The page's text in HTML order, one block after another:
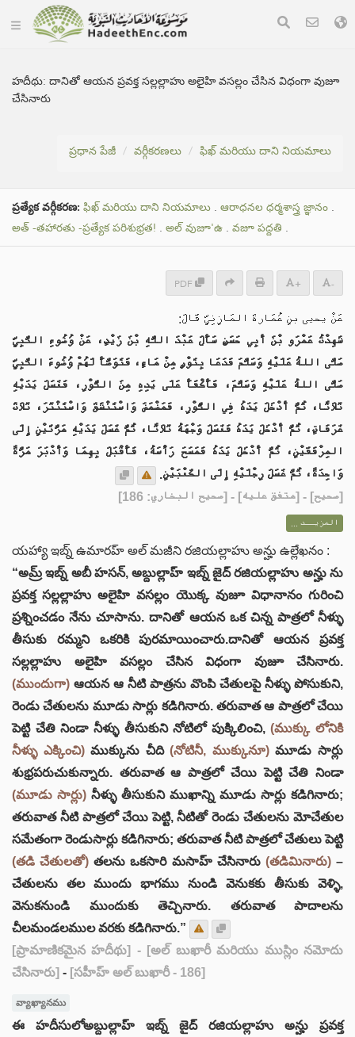
హదీథు:దానితో ఆయన ప్రవక్త సల్లల్లాహు అలైహి వసల్లం చేసిన విధంగా వుజూ
చేసినారు
ప్రధాన పేజీ వర్గీకరణలు ఫిఖ్ మరియు దాని నియమాలు
ప్రత్యేక వర్గీకరణ: ఫిఖ్ మరియు దాని నియమాలు . ఆరాధనల ధర్మశాస్త్ర జ్ఞానం .
అత్ -తహారతు -ప్రత్యేక పరిశుభ్రత! . అల్ వుజూ'ఉ . వజూ పద్దతి .
PDF + -
عَنْ يحيى بنِ عُمَارةَ المَازِنِيِّ قَالَ:
شَهِدْتُ عَمْرَو بْنَ أَبِي حَسَنٍ سَأَلَ عَبْدَ اللَّهِ بْنَ زَيْدٍ، عَنْ وُضُوءِ النَّبِيِّ
صَلَّى اللهُ عَلَيْهِ وَسَلَّمَ فَدَعَا بِتَوْرٍ مِنْ مَاءٍ، فَتَوَضَّأَ لَهُمْ وُضُوءَ النَّبِيِّ
صَلَّى اللهُ عَلَيْهِ وَسَلَّمَ، فَأَكْفَأَ عَلَى يَدِهِ مِنَ التَّوْرِ، فَغَسَلَ يَدَيْهِ
ثَلاَثًا، ثُمَّ أَدْخَلَ يَدَهُ فِي التَّوْرِ، فَمَضْمَضَ وَاسْتَنْشَقَ وَاسْتَنْثَرَ، ثَلاَثَ
غَرَفَاتٍ، ثُمَّ أَدْخَلَ يَدَهُ فَغَسَلَ وَجْهَهُ ثَلاَثًا، ثُمَّ غَسَلَ يَدَيْهِ مَرَّتَيْنِ إِلَى
المِرْفَقَيْنِ، ثُمَّ أَدْخَلَ يَدَهُ فَمَسَحَ رَأْسَهُ، فَأَقْبَلَ بِهِمَا وَأَدْبَرَ مَرَّةً
وَاحِدَةً، ثُمَّ غَسَلَ رِجْلَيْهِ إِلَى الكَعْبَيْنِ.
[صحيح] - [متفق عليه] - [صحيح البخاري: 186]
المزيــد ...
యహ్యా ఇబ్న్ ఉమారహ్ అల్ మజీని రజియల్లాహు అన్హు ఉల్లేఖనం :
“అమ్ర్ ఇబ్న్ అబీ హసన్, అబ్దుల్లాహ్ ఇబ్న్ జైద్ రజియల్లాహు అన్హు ను
ప్రవక్త సల్లల్లాహు అలైహి వసల్లం యొక్క వుజూ విధానానం గురించి
ప్రశ్నించడం నేను చూసాను. దానితో ఆయన ఒక చిన్న పాత్రలో నీళ్ళు
తీసుకు రమ్మని ఒకరికి పురమాయించారు.దానితో ఆయన ప్రవక్త
సల్లల్లాహు అలైహి వసల్లం చేసిన విధంగా వుజూ చేసినారు.
(ముందుగా) ఆయన ఆ నీటి పాత్రను వొంపి చేతులపై నీళ్ళు పోసుకుని,
రెండు చేతులను మూడు సార్లు కడిగినారు. తరువాత ఆ పాత్రలో చేయి
పెట్టి చేతి నిండా నీళ్ళు తీసుకుని నోటిలో పుక్కిలించి,(ముక్కు లోనికి
నీళ్ళు ఎక్కించి)ముక్కును చీది(నోటినీ, ముక్కునూ)మూడు సార్లు
శుభ్రపరుచుకున్నారు. తరువాత ఆ పాత్రలో చేయి పెట్టి చేతి నిండా
(మూడు సార్లు) నీళ్ళు తీసుకుని ముఖాన్ని మూడు సార్లు కడిగినారు;
తరువాత నీటి పాత్రలో చేయి పెట్టి, నీటితో రెండు చేతులను మోచేతుల
సమేతంగా రెండుసార్లు కడిగినారు; తరువాత నీటి పాత్రలో చేతులు పెట్టి
(తడి చేతులతో) తలను ఒకసారి మసాహ్ చేసినారు (తడిమినారు)–
చేతులను తల ముందు భాగము నుండి వెనుకకు తీసుకు వెళ్ళి,
వెనుకనుండి ముందుకు తెచ్చినారు. తరువాత పాదాలను
చీలమండలముల వరకు కడిగినారు.”
[ప్రామాణికమైన హదీథు] - [అల్ బుఖారీ మరియు ముస్లిం నమోదు
చేసినారు] - [సహీహ్ అల్ బుఖారీ - 186]
వ్యాఖ్యానము
ఈ హదీసులోఅబ్దుల్లాహ్ ఇబ్న్ జైద్ రజియల్లాహు అన్హు ప్రవక్త